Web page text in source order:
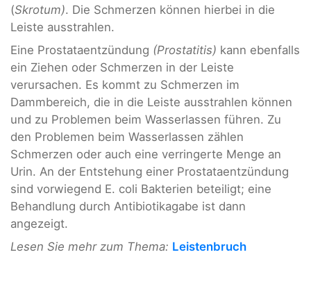
(Skrotum). Die Schmerzen können hierbei in die
Leiste ausstrahlen.
Eine Prostataentzündung (Prostatitis) kann ebenfalls
ein Ziehen oder Schmerzen in der Leiste
verursachen. Es kommt zu Schmerzen im
Dammbereich, die in die Leiste ausstrahlen können
und zu Problemen beim Wasserlassen führen. Zu
den Problemen beim Wasserlassen zählen
Schmerzen oder auch eine verringerte Menge an
Urin. An der Entstehung einer Prostataentzündung
sind vorwiegend E. coli Bakterien beteiligt; eine
Behandlung durch Antibiotikagabe ist dann
angezeigt.
Lesen Sie mehr zum Thema: Leistenbruch